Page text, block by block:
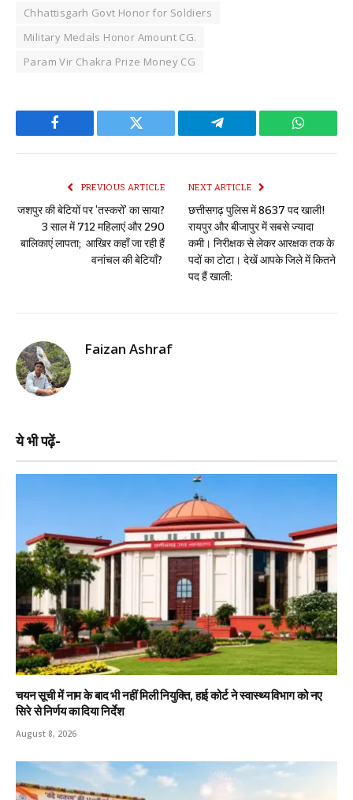
Chhattisgarh Govt Honor for Soldiers
Military Medals Honor Amount CG.
Param Vir Chakra Prize Money CG
Facebook Twitter Telegram
PREVIOUS ARTICLE
जशपुर की बेटियों पर ‘तस्करों’ का साया?
3 साल में 712 महिलाएं और 290
बालिकाएं लापता; आखिर कहाँ जा रही हैं
वनांचल की बेटियाँ?
NEXT ARTICLE
छत्तीसगढ़ पुलिस में 8637 पद खाली!
रायपुर और बीजापुर में सबसे ज्यादा
कमी। निरीक्षक से लेकर आरक्षक तक के
पदों का टोटा। देखें आपके जिले में कितने
पद हैं खाली:
Faizan Ashraf
ये भी पढ़ें-
चयन सूची में नाम के बाद भी नहीं मिली नियुक्ति, हाई कोर्ट ने स्वास्थ्य विभाग को नए
सिरे से निर्णय का दिया निर्देश
August 8, 2026